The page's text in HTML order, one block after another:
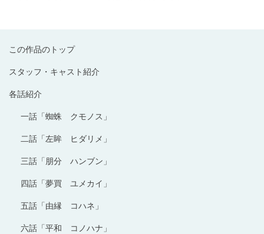
この作品のトップ
スタッフ・キャスト紹介
各話紹介
一話「蜘蛛 クモノス」
二話「左眸 ヒダリメ」
三話「朋分 ハンブン」
四話「夢買 ユメカイ」
五話「由縁 コハネ」
六話「平和 コノハナ」